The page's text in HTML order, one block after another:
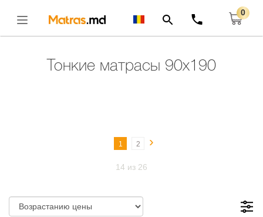
0
Тонкие матрасы 90x190
1 2 ›
14 из 26